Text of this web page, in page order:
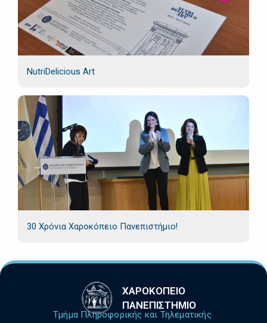
NutriDelicious Art
30 Χρόνια Χαροκόπειο Πανεπιστήμιο!
ΧΑΡΟΚΟΠΕΙΟ
ΠΑΝΕΠΙΣΤΗΜΙΟ
Τμήμα Πληροφορικής και Τηλεματικής